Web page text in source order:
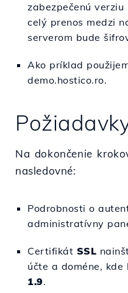
zabezpečenú verziu
celý prenos medzi
serverom bude
Ako príklad
demo.hostico.ro.
Na dokončenie
nasledovné:
Podrobnosti o
administratívny
Certifikát SSL
účte a doméne, kde
1.9.